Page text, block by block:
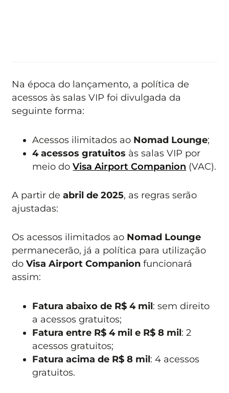
Na época do lançamento, a política de
acessos às salas VIP foi divulgada da
seguinte forma:
Acessos ilimitados ao Nomad Lounge;
4 acessos gratuitos às salas VIP por
meio doVisa Airport Companion (VAC).
A partir deabril de 2025, as regras serão
ajustadas:
Os acessos ilimitados ao Nomad Lounge
permanecerão, já a política para utilização
doVisa Airport Companion funcionará
assim:
Fatura abaixo de R$ 4 mil: sem direito
a acessos gratuitos;
Fatura entre R$ 4 mil e R$ 8 mil: 2
acessos gratuitos;
Fatura acima de R$ 8 mil: 4 acessos
gratuitos.